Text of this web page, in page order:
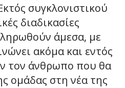
συγκλονιστικού
διαδικασίες
άμεσα, με
ακόμα και εντός
τον άνθρωπο που θα
ομάδας στη νέα της